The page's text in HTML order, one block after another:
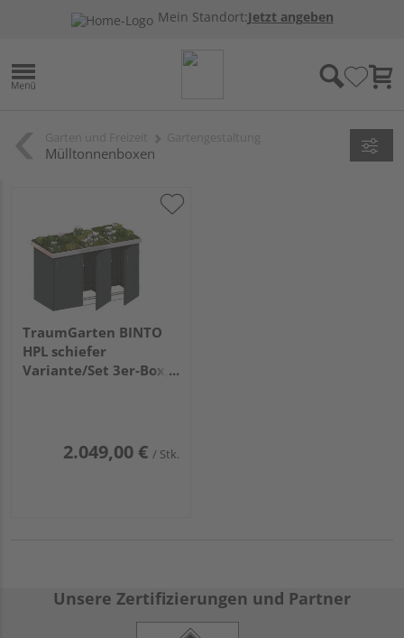
Mein Standort:Jetzt angeben
Mülltonnenboxen
TraumGarten BINTO
HPL schiefer
Variante/Set 3er-Box,
2.049,00 € / Stk.
Unsere Zertifizierungen und Partner